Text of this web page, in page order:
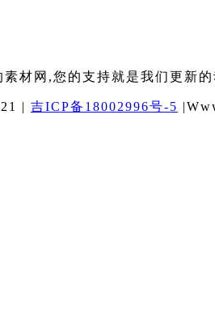
材网,您的支持就是我们更新
| 吉ICP备18002996号-5